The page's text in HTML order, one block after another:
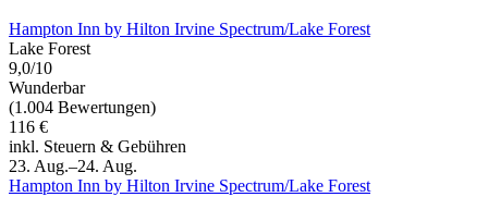
Hampton Inn by Hilton Irvine Spectrum/Lake Forest
Lake Forest
9,0/10
Wunderbar
(1.004 Bewertungen)
116 €
inkl. Steuern & Gebühren
23. Aug.–24. Aug.
Hampton Inn by Hilton Irvine Spectrum/Lake Forest